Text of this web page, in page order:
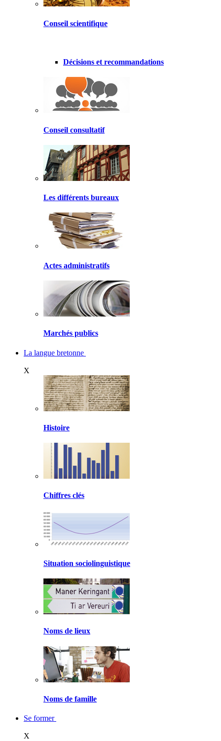
Conseil scientifique
Décisions et recommandations
Conseil consultatif
Les différents bureaux
Actes administratifs
Marchés publics
La langue bretonne
X
Histoire
Chiffres clés
Situation sociolinguistique
Noms de lieux
Noms de famille
Se former
X